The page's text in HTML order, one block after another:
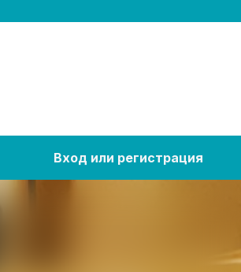
Вход или регистрация